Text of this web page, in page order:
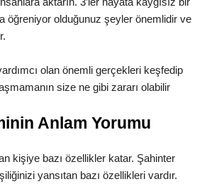
öğreniyor olduğunuz şeyler önemlidir ve
olan önemli gerçekleri keşfedip
size ne gibi zararı olabilir
Anlam Yorumu
kişiye bazı özellikler katar. Şahinter
yansıtan bazı özellikleri vardır.